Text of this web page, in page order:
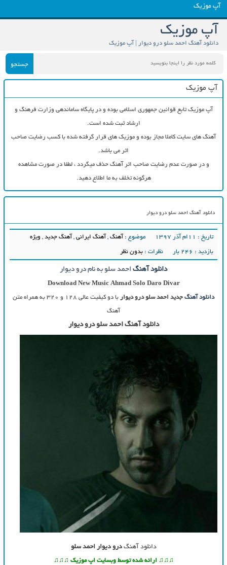
آپ موزیک
آپ موزیک
دانلود آهنگ احمد سلو درو دیوار | آپ موزیک
جستجو
آپ موزیک
آپ موزیک تابع قوانین جمهوری اسلامی بوده و در پایگاه ساماندهی وزارت فرهنگ و
ارشاد ثبت شده است.
آهنگ های سایت کاملا مجاز بوده و موزیک های قرار گرفته شده با کسب رضایت صاحب
اثر می باشد.
و در صورت عدم رضایت صاحب اثر آهنگ حذف میگردد ، لطفا در صورت مشاهده
هرگونه تخلف به ما اطلاع دهید.
دانلود آهنگ احمد سلو درو دیوار
تاریخ : ۱۱ام آذر ۱۳۹۷ موضوع : آهنگ, آهنگ ایرانی, آهنگ جدید, ویژه
بازدید : 246 بار نظرات : بدون نظر
دانلود آهنگ احمد سلو به نام درو دیوار
Download New MusicAhmad Solo Daro Divar
دانلود آهنگ جدید احمد سلو درو دیوار با دو کیفیت عالی ۱۲۸ و ۳۲۰ به همراه متن
آهنگ
دانلود آهنگ احمد سلو درو دیوار
دانلود آهنگ درو دیوار احمد سلو
♫♫♫ ارائه شده توسط وبسایت اپ موزیک ♫♫♫